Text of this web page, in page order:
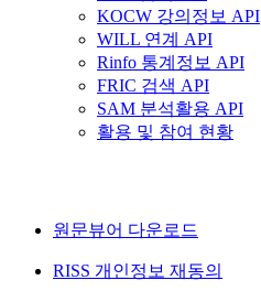
KOCW 강의정보 API
WILL 연계 API
Rinfo 통계정보 API
FRIC 검색 API
SAM 분석활용 API
활용 및 참여 현황
원문뷰어 다운로드
RISS 개인정보 재동의